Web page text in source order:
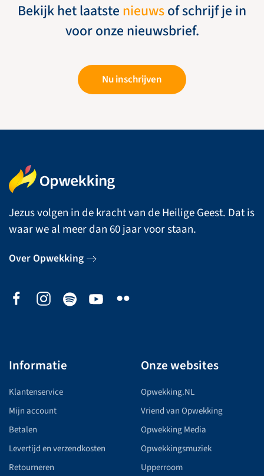
Bekijk het laatste nieuwsof schrijf je in
voor onze nieuwsbrief.
Nu inschrijven
Jezus volgen in de kracht van de Heilige Geest. Dat is
waar we al meer dan 60 jaar voor staan.
Over Opwekking
Informatie
Klantenservice
Mijn account
Betalen
Levertijd en verzendkosten
Retourneren
Onze websites
Opwekking.NL
Vriend van Opwekking
Opwekking Media
Opwekkingsmuziek
Upperroom